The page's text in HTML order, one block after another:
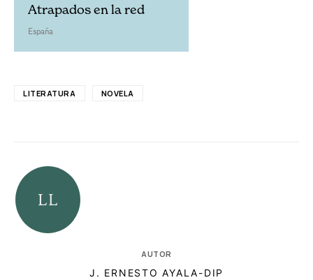
Atrapados en la red
España
LITERATURA NOVELA
AUTOR
J. ERNESTO AYALA-DIP